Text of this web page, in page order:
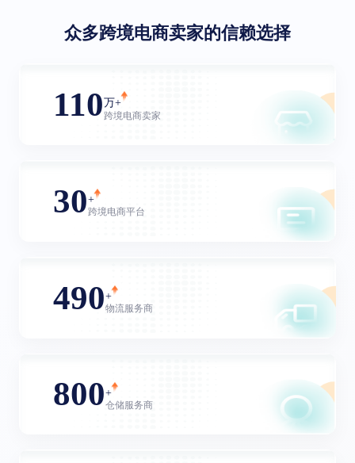
众多跨境电商卖家的信赖选择
110万+
跨境电商卖家
30+
跨境电商平台
490+
物流服务商
800+
仓储服务商